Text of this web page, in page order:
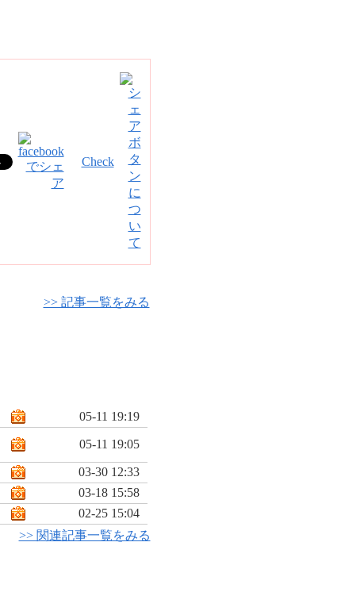
Check
>> 記事一覧をみる
05-11 19:19
05-11 19:05
03-30 12:33
03-18 15:58
02-25 15:04
>> 関連記事一覧をみる